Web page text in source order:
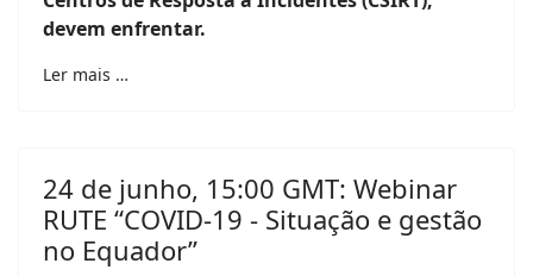
devem enfrentar.
Ler mais …
24 de junho, 15:00 GMT: Webinar
RUTE “COVID-19 - Situação e gestão
no Equador”